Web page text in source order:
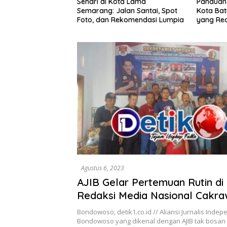
Kota Batu: Itinerary Seharian
yang Realistis
7 Menu
Mudah
Agustus 6, 2023
AJIB Gelar Pertemuan Rutin
Redaksi Media Nasional
Bondowoso, detik1.co.id // Aliansi Jurnalis
Bondowoso yang dikenal dengan AJIB tak